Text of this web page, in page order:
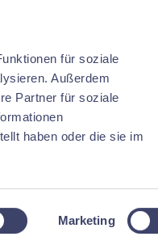
für soziale
Außerdem
Partner für soziale
haben oder die sie im
Marketing